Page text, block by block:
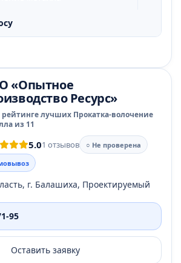
«Опытное
Ресурс»
лучших Прокатка-волочение
из 11
5.01 отзывов
○ Не проверена
г. Балашиха, Проектируемый
95
Оставить заявку